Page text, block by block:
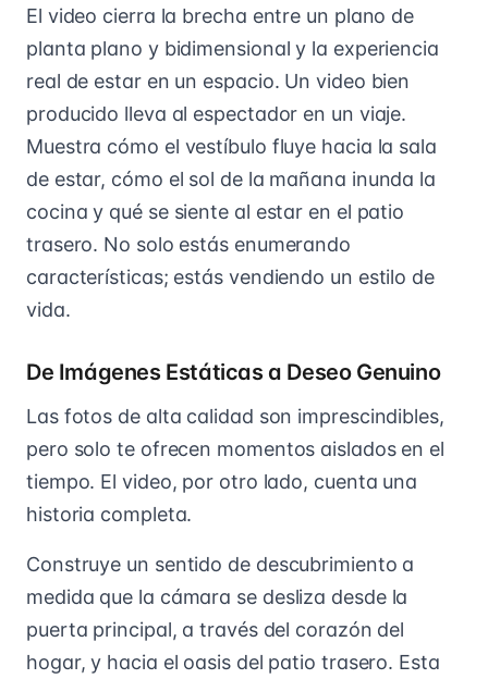
El video cierra la brecha entre un plano de
planta plano y bidimensional y la experiencia
real de estar en un espacio. Un video bien
producido lleva al espectador en un viaje.
Muestra cómo el vestíbulo fluye hacia la sala
de estar, cómo el sol de la mañana inunda la
cocina y qué se siente al estar en el patio
trasero. No solo estás enumerando
características; estás vendiendo un estilo de
vida.
De Imágenes Estáticas a Deseo Genuino
Las fotos de alta calidad son imprescindibles,
pero solo te ofrecen momentos aislados en el
tiempo. El video, por otro lado, cuenta una
historia completa.
Construye un sentido de descubrimiento a
medida que la cámara se desliza desde la
puerta principal, a través del corazón del
hogar, y hacia el oasis del patio trasero. Esta